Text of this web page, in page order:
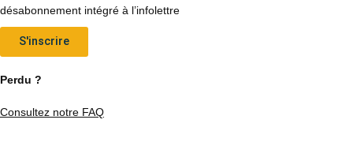
désabonnement intégré à l’infolettre
S'inscrire
Perdu ?
Consultez notre FAQ